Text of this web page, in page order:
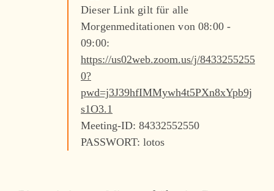
Dieser Link gilt für alle
Morgenmeditationen von 08:00 -
09:00:
https://us02web.zoom.us/j/8433255255
0?
pwd=j3J39hfIMMywh4t5PXn8xYpb9j
s1O3.1
Meeting-ID: 84332552550
PASSWORT: lotos